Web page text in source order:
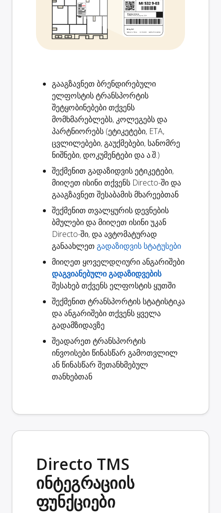
გააგზავნეთ ბრენდირებული
ელფოსტისტრანსპორტის
შეტყობინებებითქვენს
მომხმარებლებს, კოლეგებს და
პარტნიორებს (ეტიკეტები, ETA,
ცვლილებები, გაუქმებები, სანომრე
ნიშნები, დოკუმენტები და ა.შ.)
შექმენით გადაზიდვის ეტიკეტები,
მიიღეთ ისინი თქვენს Directo-ში და
გააგზავნეთ შესაბამის მხარეებთან
შექმენით თვალყურის დევნების
ბმულებიდა მიიღეთ ისინი უკან
Directo-ში, და ავტომატურად
განაახლეთ გადაზიდვის სტატუსები
მიიღეთ ყოველდღიური ანგარიშები
დაგვიანებული გადაზიდვების
შესახებ თქვენს ელფოსტის ყუთში
შექმენით ტრანსპორტის სტატისტიკა
და ანგარიშები თქვენს ყველა
გადამზიდავზე
შეადარეთ ტრანსპორტის
ინვოისები წინასწარ გამოთვლილ
ან წინასწარ შეთანხმებულ
თანხებთან
Directo TMS
ინტეგრაციის
ფუნქციები